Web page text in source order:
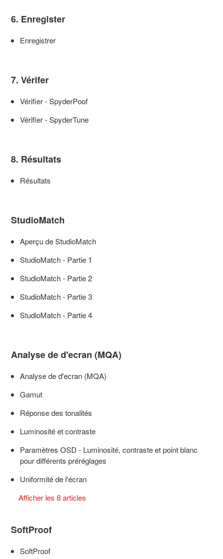
6. Enregister
Enregistrer
7. Vérifer
Vérifier - SpyderPoof
Vérifier - SpyderTune
8. Résultats
Résultats
StudioMatch
Aperçu de StudioMatch
StudioMatch - Partie 1
StudioMatch - Partie 2
StudioMatch - Partie 3
StudioMatch - Partie 4
Analyse de d'ecran (MQA)
Analyse de d'ecran (MQA)
Gamut
Réponse des tonalités
Luminosité et contraste
Paramètres OSD - Luminosité, contraste et point blanc
pour différents préréglages
Uniformité de l'écran
Afficher les 8 articles
SoftProof
SoftProof